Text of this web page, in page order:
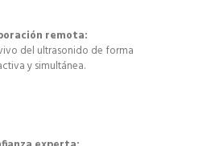
remota:
del ultrasonido de forma
y simultánea.